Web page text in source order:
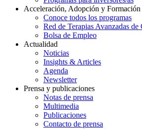
Acceleración, Adopción y Formación
Conoce todos los programas
Red de Terapias Avanzadas de
Bolsa de Empleo
Actualidad
Noticias
Insights & Articles
Agenda
Newsletter
Prensa y publicaciones
Notas de prensa
Multimedia
Publicaciones
Contacto de prensa